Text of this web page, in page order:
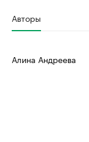
Авторы
Алина Андреева